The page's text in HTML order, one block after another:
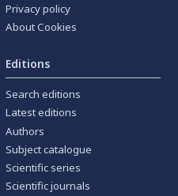
Privacy policy
About Cookies
Editions
Search editions
Latest editions
Authors
Subject catalogue
Scientific series
Scientific journals